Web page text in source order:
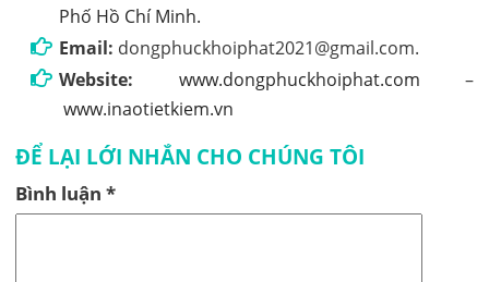
Phố Hồ Chí Minh.
Email: dongphuckhoiphat2021@gmail.com.
Website:
www.dongphuckhoiphat.com –
www.inaotietkiem.vn
ĐỂ LẠI LỚI NHẮN CHO CHÚNG TÔI
Bình luận*